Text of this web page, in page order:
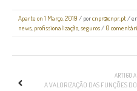
Aparte on 1 Março, 2019 / porcnpr@cnpr.pt/
news, profissionalização,seguros/ 0
ARTIGO
A VALORIZAÇÃO DAS FUNÇÕES